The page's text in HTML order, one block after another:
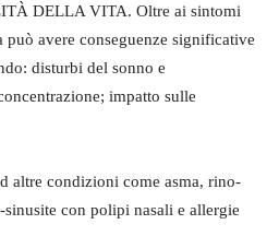
DELLA VITA. Oltre ai sintomi
può avere conseguenze significative
disturbi del sonno e
impatto sulle
altre condizioni come asma, rino-
con polipi nasali e allergie